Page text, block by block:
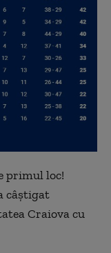
primul loc!
câştigat
Craiova cu